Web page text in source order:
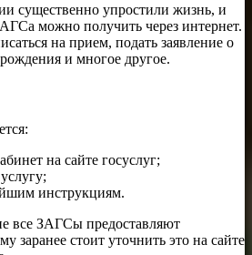
существенно упростили жизнь, и
можно получить через интернет.
на прием, подать заявление о
и многое другое.
на сайте госуслуг;
инструкциям.
все ЗАГСы предоставляют
заранее стоит уточнить это на сайте